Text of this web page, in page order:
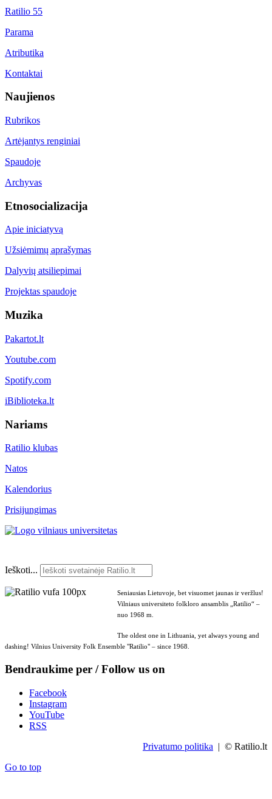
Ratilio 55
Parama
Atributika
Kontaktai
Naujienos
Rubrikos
Artėjantys renginiai
Spaudoje
Archyvas
Etnosocializacija
Apie iniciatyvą
Užsiėmimų aprašymas
Dalyvių atsiliepimai
Projektas spaudoje
Muzika
Pakartot.lt
Youtube.com
Spotify.com
iBiblioteka.lt
Nariams
Ratilio klubas
Natos
Kalendorius
Prisijungimas
Ieškoti...
Seniausias Lietuvoje, bet visuomet jaunas ir veržlus!
Vilniaus universiteto folkloro ansamblis „Ratilio“ –
nuo 1968 m.
The oldest one in Lithuania, yet always young and
dashing! Vilnius University Folk Ensemble "Ratilio" – since 1968.
Bendraukime per / Follow us on
Facebook
Instagram
YouTube
RSS
Privatumo politika | © Ratilio.lt
Go to top